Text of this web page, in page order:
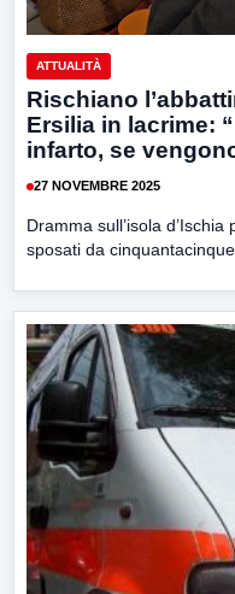
ATTUALITÀ
Rischiano
Ersilia in lacrime:
infarto, se
27 NOVEMBRE 2025
Dramma sull’isola
sposati da